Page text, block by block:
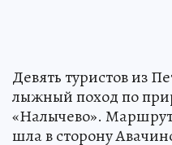
Девять туристов из
лыжный поход по
«Налычево».
шла в сторону